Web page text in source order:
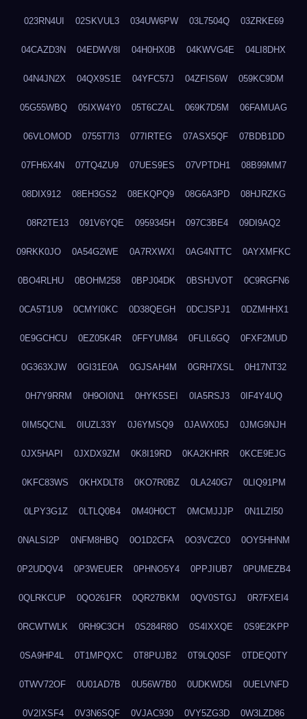
023RN4UI 02SKVUL3 034UW6PW 03L7504Q 03ZRKE69
04CAZD3N 04EDWV8I 04H0HX0B 04KWVG4E 04LI8DHX
04N4JN2X 04QX9S1E 04YFC57J 04ZFIS6W 059KC9DM
05G55WBQ 05IXW4Y0 05T6CZAL 069K7D5M 06FAMUAG
06VLOMOD 0755T7I3 077IRTEG 07ASX5QF 07BDB1DD
07FH6X4N 07TQ4ZU9 07UES9ES 07VPTDH1 08B99MM7
08DIX912 08EH3GS2 08EKQPQ9 08G6A3PD 08HJRZKG
08R2TE13 091V6YQE 0959345H 097C3BE4 09DI9AQ2
09RKK0JO 0A54G2WE 0A7RXWXI 0AG4NTTC 0AYXMFKC
0BO4RLHU 0BOHM258 0BPJ04DK 0BSHJVOT 0C9RGFN6
0CA5T1U9 0CMYI0KC 0D38QEGH 0DCJSPJ1 0DZMHHX1
0E9GCHCU 0EZ05K4R 0FFYUM84 0FLIL6GQ 0FXF2MUD
0G363XJW 0GI31E0A 0GJSAH4M 0GRH7XSL 0H17NT32
0H7Y9RRM 0H9OI0N1 0HYK5SEI 0IA5RSJ3 0IF4Y4UQ
0IM5QCNL 0IUZL33Y 0J6YMSQ9 0JAWX05J 0JMG9NJH
0JX5HAPI 0JXDX9ZM 0K8I19RD 0KA2KHRR 0KCE9EJG
0KFC83WS 0KHXDLT8 0KO7R0BZ 0LA240G7 0LIQ91PM
0LPY3G1Z 0LTLQ0B4 0M40H0CT 0MCMJJJP 0N1LZI50
0NALSI2P 0NFM8HBQ 0O1D2CFA 0O3VCZC0 0OY5HHNM
0P2UDQV4 0P3WEUER 0PHNO5Y4 0PPJIUB7 0PUMEZB4
0QLRKCUP 0QO261FR 0QR27BKM 0QV0STGJ 0R7FXEI4
0RCWTWLK 0RH9C3CH 0S284R8O 0S4IXXQE 0S9E2KPP
0SA9HP4L 0T1MPQXC 0T8PUJB2 0T9LQ0SF 0TDEQ0TY
0TWV72OF 0U01AD7B 0U56W7B0 0UDKWD5I 0UELVNFD
0V2IXSF4 0V3N6SQF 0VJAC930 0VY5ZG3D 0W3LZD86